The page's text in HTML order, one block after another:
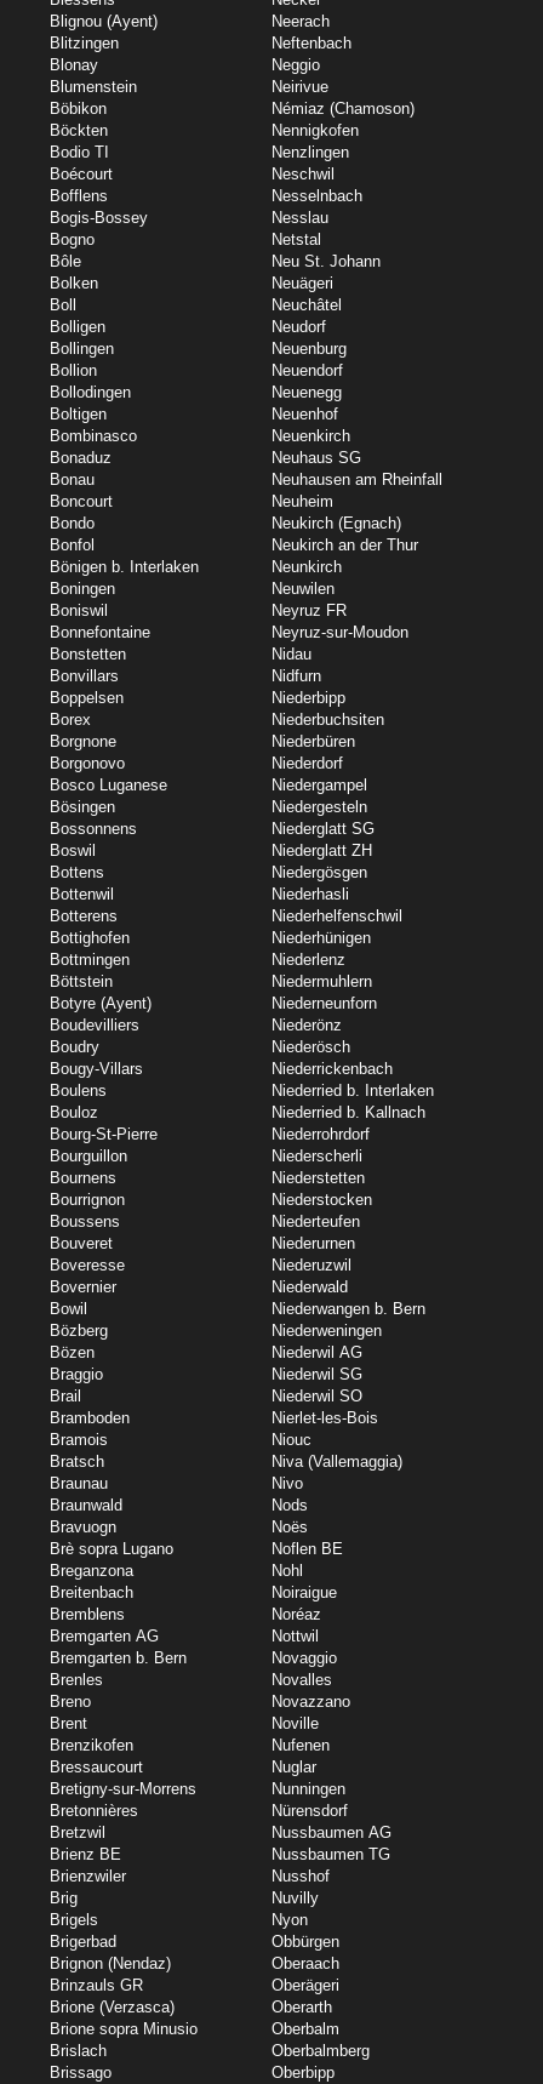
Blignou (Ayent)
Blitzingen
Blonay
Blumenstein
Böbikon
Böckten
Bodio TI
Boécourt
Bofflens
Bogis-Bossey
Bogno
Bôle
Bolken
Boll
Bolligen
Bollingen
Bollion
Bollodingen
Boltigen
Bombinasco
Bonaduz
Bonau
Boncourt
Bondo
Bonfol
Bönigen b. Interlaken
Boningen
Boniswil
Bonnefontaine
Bonstetten
Bonvillars
Boppelsen
Borex
Borgnone
Borgonovo
Bosco Luganese
Bösingen
Bossonnens
Boswil
Bottens
Bottenwil
Botterens
Bottighofen
Bottmingen
Böttstein
Botyre (Ayent)
Boudevilliers
Boudry
Bougy-Villars
Boulens
Bouloz
Bourg-St-Pierre
Bourguillon
Bournens
Bourrignon
Boussens
Bouveret
Boveresse
Bovernier
Bowil
Bözberg
Bözen
Braggio
Brail
Bramboden
Bramois
Bratsch
Braunau
Braunwald
Bravuogn
Brè sopra Lugano
Breganzona
Breitenbach
Bremblens
Bremgarten AG
Bremgarten b. Bern
Brenles
Breno
Brent
Brenzikofen
Bressaucourt
Bretigny-sur-Morrens
Bretonnières
Bretzwil
Brienz BE
Brienzwiler
Brig
Brigels
Brigerbad
Brignon (Nendaz)
Brinzauls GR
Brione (Verzasca)
Brione sopra Minusio
Brislach
Brissago
Neerach
Neftenbach
Neggio
Neirivue
Némiaz (Chamoson)
Nennigkofen
Nenzlingen
Neschwil
Nesselnbach
Nesslau
Netstal
Neu St. Johann
Neuägeri
Neuchâtel
Neudorf
Neuenburg
Neuendorf
Neuenegg
Neuenhof
Neuenkirch
Neuhaus SG
Neuhausen am Rheinfall
Neuheim
Neukirch (Egnach)
Neukirch an der Thur
Neunkirch
Neuwilen
Neyruz FR
Neyruz-sur-Moudon
Nidau
Nidfurn
Niederbipp
Niederbuchsiten
Niederbüren
Niederdorf
Niedergampel
Niedergesteln
Niederglatt SG
Niederglatt ZH
Niedergösgen
Niederhasli
Niederhelfenschwil
Niederhünigen
Niederlenz
Niedermuhlern
Niederneunforn
Niederönz
Niederösch
Niederrickenbach
Niederried b. Interlaken
Niederried b. Kallnach
Niederrohrdorf
Niederscherli
Niederstetten
Niederstocken
Niederteufen
Niederurnen
Niederuzwil
Niederwald
Niederwangen b. Bern
Niederweningen
Niederwil AG
Niederwil SG
Niederwil SO
Nierlet-les-Bois
Niouc
Niva (Vallemaggia)
Nivo
Nods
Noës
Noflen BE
Nohl
Noiraigue
Noréaz
Nottwil
Novaggio
Novalles
Novazzano
Noville
Nufenen
Nuglar
Nunningen
Nürensdorf
Nussbaumen AG
Nussbaumen TG
Nusshof
Nuvilly
Nyon
Obbürgen
Oberaach
Oberägeri
Oberarth
Oberbalm
Oberbalmberg
Oberbipp